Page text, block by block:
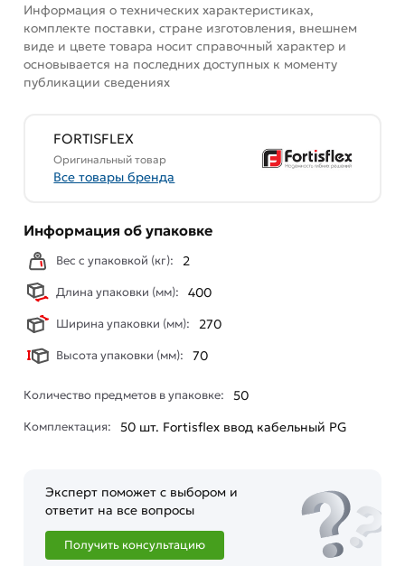
Информация о технических характеристиках,
комплекте поставки, стране изготовления, внешнем
виде и цвете товара носит справочный характер и
основывается на последних доступных к моменту
публикации сведениях
FORTISFLEX
Оригинальный товар
Все товары бренда
Информация об упаковке
Вес с упаковкой (кг): 2
Длина упаковки (мм): 400
Ширина упаковки (мм): 270
Высота упаковки (мм): 70
Количество предметов в упаковке: 50
Комплектация: 50 шт. Fortisflex ввод кабельный PG
Эксперт поможет с выбором и
ответит на все вопросы
Получить консультацию